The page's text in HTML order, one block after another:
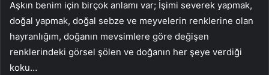
Aşkın benim için birçok anlamı var; İşimi severek yapmak,
doğal yapmak, doğal sebze ve meyvelerin renklerine olan
hayranlığım, doğanın mevsimlere göre değişen
renklerindeki görsel şölen ve doğanın her şeye verdiği
koku…